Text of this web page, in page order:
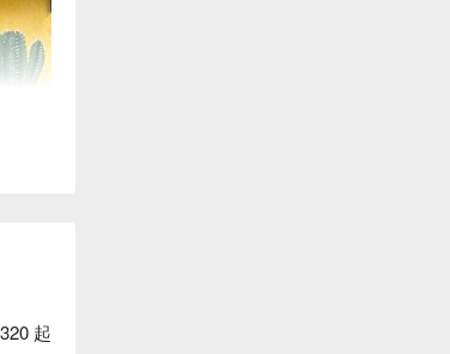
起